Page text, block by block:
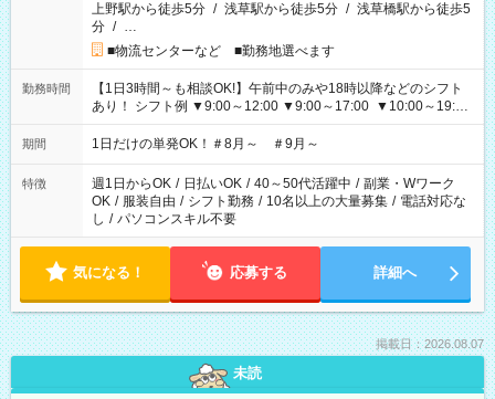
上野駅から徒歩5分 / 浅草駅から徒歩5分 / 浅草橋駅から徒歩5
分 / …
■物流センターなど ■勤務地選べます
勤務時間
【1日3時間～も相談OK!】午前中のみや18時以降などのシフト
あり！ シフト例 ▼9:00～12:00 ▼9:00～17:00 ▼10:00～19:00
▼18:00～21:00
期間 1日だけの単発OK！＃8月～ ＃9月～
特徴 週1日からOK / 日払いOK / 40～50代活躍中 / 副業・Wワーク
OK / 服装自由 / シフト勤務 / 10名以上の大量募集 / 電話対応な
し / パソコンスキル不要
気になる！ 応募する 詳細へ
掲載日：2026.08.07
未読